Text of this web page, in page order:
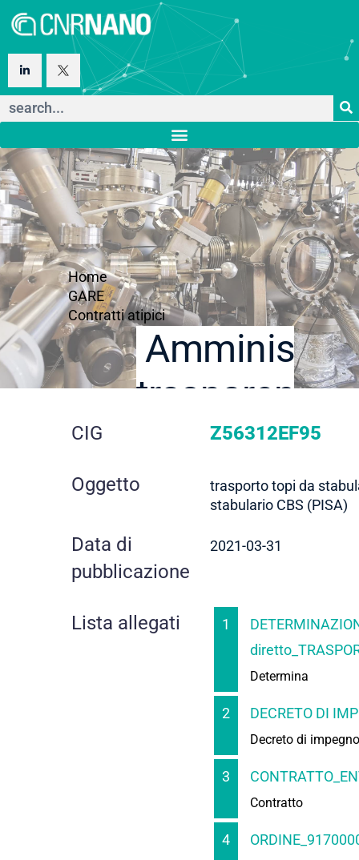
Home
GARE
Contratti atipici
trasparente
dettaglio
gara
CIG Z56312EF95
Oggetto
trasporto topi da
stabulario CBS (PISA)
Data di
pubblicazione
2021-03-31
Lista allegati 1
Determina
2 DECRETO DI
Decreto di impegno
3
Contratto
4